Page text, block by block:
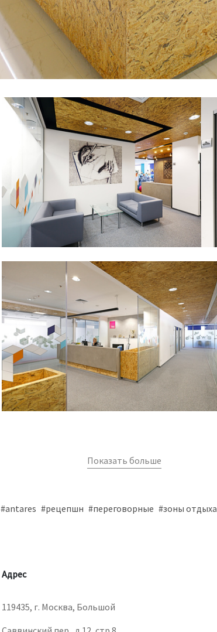
Показать больше
#antares #рецепшн #переговорные #зоны отдыха
Адрес
119435, г. Москва, Большой